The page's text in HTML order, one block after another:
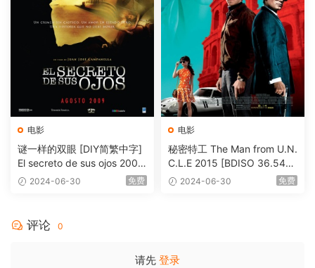
电影
谜一样的双眼 [DIY简繁中字]
El secreto de sus ojos 2009
1080p Blu-ray AVC DTS-HD
2024-06-30 免费
电影
秘密特工 The Man from U.N.
C.L.E 2015 [BDISO 36.54G
B] 2024-06-30 免费
评论 0
请先 登录